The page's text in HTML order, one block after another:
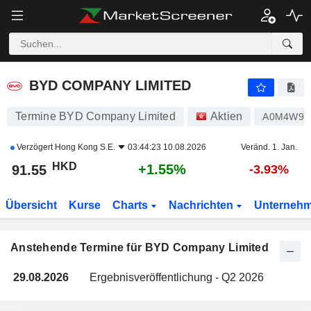
BYD COMPANY LIMITED
BYD COMPANY LIMITED
Termine BYD Company Limited Aktien A0M4W9
Verzögert Hong Kong S.E. 03:44:23 10.08.2026 Veränd. 1. Jan.
91.55 HKD +1.55% -3.93%
Übersicht Kurse Charts Nachrichten
Anstehende Termine für BYD Company Limited
29.08.2026 Ergebnisveröffentlichung - Q2 2026